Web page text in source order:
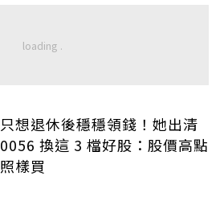
只想退休後穩穩領錢！她出清
0056 換這 3 檔好股：股價高點
照樣買